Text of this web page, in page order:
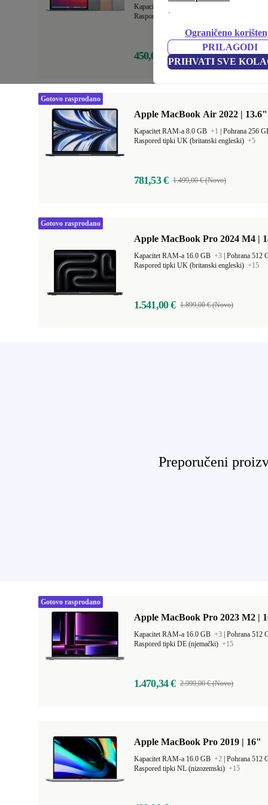
.
Ograničeno
PRILAGODI
PRIHVATI SVE
Kapacitet RAM-a 8.0 GB
Raspored tipki DE (njemački)
450,00 € 1.129,00 € (Novo)
Apple MacBook Air 2022 |
Kapacitet RAM-a 8.0 GB +1
Pohrana 256
Raspored tipki UK (britanski engleski) +5
781,53 € 1.499,00 € (Novo)
Gotovo rasprodano
Apple MacBook Pro 2024 M4 |
Kapacitet RAM-a 16.0 GB +3 Pohrana 512
Raspored tipki UK (britanski engleski) +15
1.541,00 € 1.899,00 € (Novo)
Gotovo rasprodano
Preporučeni
Apple MacBook Pro 2023 M2 |
Kapacitet RAM-a 16.0 GB +3 Pohrana 512
Raspored tipki DE (njemački) +15
1.470,34 € 2.999,00 € (Novo)
Gotovo rasprodano
Apple MacBook Pro 2019 | 16"
Kapacitet RAM-a 16.0 GB +2 Pohrana 512
Raspored tipki NL (nizozemski) +15